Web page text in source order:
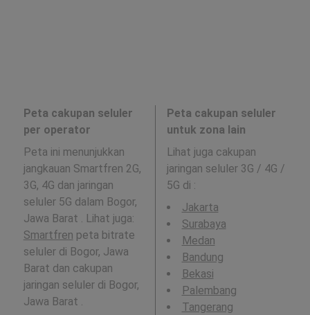
Peta cakupan seluler
per operator
Peta ini menunjukkan
jangkauan Smartfren 2G,
3G, 4G dan jaringan
seluler 5G dalam Bogor,
Jawa Barat . Lihat juga:
Smartfren peta bitrate
seluler di Bogor, Jawa
Barat dan cakupan
jaringan seluler di Bogor,
Jawa Barat .
Peta cakupan seluler
untuk zona lain
Lihat juga cakupan
jaringan seluler 3G / 4G /
5G di :
Jakarta
Surabaya
Medan
Bandung
Bekasi
Palembang
Tangerang